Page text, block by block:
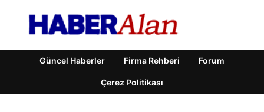
Güncel Haberler Firma Rehberi Forum
Çerez Politikası